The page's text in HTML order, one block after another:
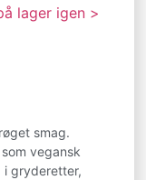
lager igen >
smag.
vegansk
i gryderetter,